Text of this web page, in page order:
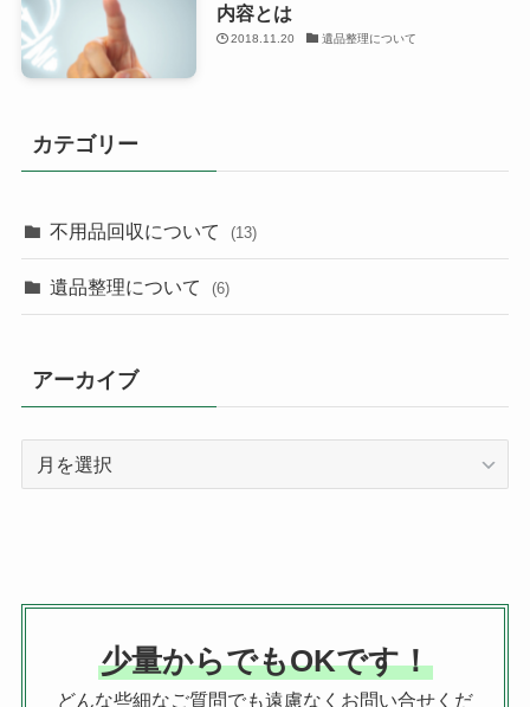
内容とは
2018.11.20 遺品整理について
カテゴリー
不用品回収について (13)
遺品整理について (6)
アーカイブ
少量からでもOKです！
どんな些細なご質問でも遠慮なくお問い合せくだ